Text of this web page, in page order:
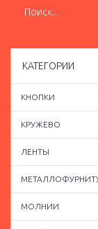
КАТЕГОРИИ
КНОПКИ
КРУЖЕВО
ЛЕНТЫ
МОЛНИИ